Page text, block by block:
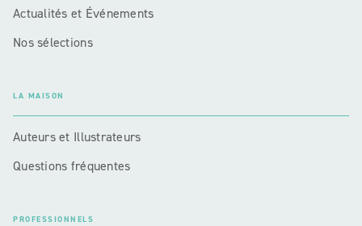
Actualités et Événements
Nos sélections
LA MAISON
Auteurs et Illustrateurs
Questions fréquentes
PROFESSIONNELS